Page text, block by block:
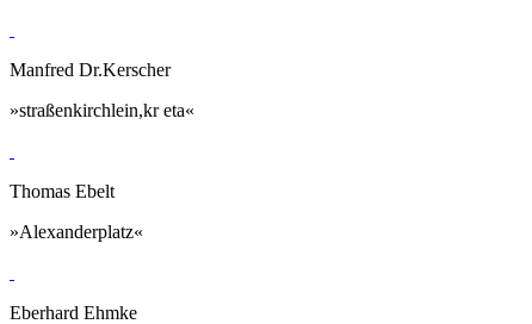
Manfred Dr.Kerscher
»straßenkirchlein,kr eta«
Thomas Ebelt
»Alexanderplatz«
Eberhard Ehmke